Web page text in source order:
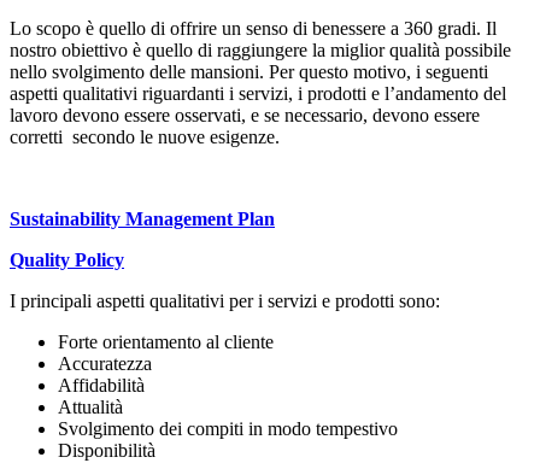
Lo scopo è quello di offrire un senso di benessere a 360 gradi. Il
nostro obiettivo è quello di raggiungere la miglior qualità possibile
nello svolgimento delle mansioni. Per questo motivo, i seguenti
aspetti qualitativi riguardanti i servizi, i prodotti e l’andamento del
lavoro devono essere osservati, e se necessario, devono essere
corretti secondo le nuove esigenze.
Sustainability Management Plan
Quality Policy
I principali aspetti qualitativi per i servizi e prodotti sono:
Forte orientamento al cliente
Accuratezza
Affidabilità
Attualità
Svolgimento dei compiti in modo tempestivo
Disponibilità